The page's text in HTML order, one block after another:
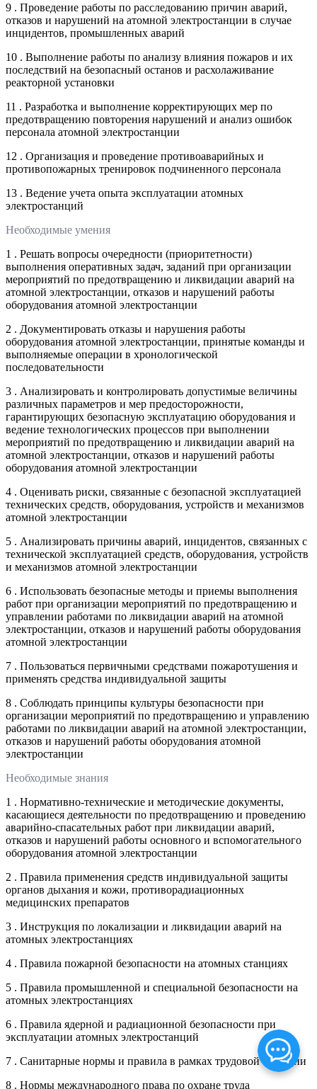
9 . Проведение работы по расследованию причин аварий,
отказов и нарушений на атомной электростанции в случае
инцидентов, промышленных аварий
10 . Выполнение работы по анализу влияния пожаров и их
последствий на безопасный останов и расхолаживание
реакторной установки
11 . Разработка и выполнение корректирующих мер по
предотвращению повторения нарушений и анализ ошибок
персонала атомной электростанции
12 . Организация и проведение противоаварийных и
противопожарных тренировок подчиненного персонала
13 . Ведение учета опыта эксплуатации атомных
электростанций
Необходимые умения
1 . Решать вопросы очередности (приоритетности)
выполнения оперативных задач, заданий при организации
мероприятий по предотвращению и ликвидации аварий на
атомной электростанции, отказов и нарушений работы
оборудования атомной электростанции
2 . Документировать отказы и нарушения работы
оборудования атомной электростанции, принятые команды и
выполняемые операции в хронологической
последовательности
3 . Анализировать и контролировать допустимые величины
различных параметров и мер предосторожности,
гарантирующих безопасную эксплуатацию оборудования и
ведение технологических процессов при выполнении
мероприятий по предотвращению и ликвидации аварий на
атомной электростанции, отказов и нарушений работы
оборудования атомной электростанции
4 . Оценивать риски, связанные с безопасной эксплуатацией
технических средств, оборудования, устройств и механизмов
атомной электростанции
5 . Анализировать причины аварий, инцидентов, связанных с
технической эксплуатацией средств, оборудования, устройств
и механизмов атомной электростанции
6 . Использовать безопасные методы и приемы выполнения
работ при организации мероприятий по предотвращению и
управлении работами по ликвидации аварий на атомной
электростанции, отказов и нарушений работы оборудования
атомной электростанции
7 . Пользоваться первичными средствами пожаротушения и
применять средства индивидуальной защиты
8 . Соблюдать принципы культуры безопасности при
организации мероприятий по предотвращению и управлению
работами по ликвидации аварий на атомной электростанции,
отказов и нарушений работы оборудования атомной
электростанции
Необходимые знания
1 . Нормативно-технические и методические документы,
касающиеся деятельности по предотвращению и проведению
аварийно-спасательных работ при ликвидации аварий,
отказов и нарушений работы основного и вспомогательного
оборудования атомной электростанции
2 . Правила применения средств индивидуальной защиты
органов дыхания и кожи, противорадиационных
медицинских препаратов
3 . Инструкция по локализации и ликвидации аварий на
атомных электростанциях
4 . Правила пожарной безопасности на атомных станциях
5 . Правила промышленной и специальной безопасности на
атомных электростанциях
6 . Правила ядерной и радиационной безопасности при
эксплуатации атомных электростанций
7 . Санитарные нормы и правила в рамках трудовой функции
8 . Нормы международного права по охране труда